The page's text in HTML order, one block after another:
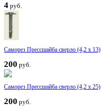
4 руб.
Саморез Прессшайба сверло (4,2 х 13)
200 руб.
Саморез Прессшайба сверло (4,2 х 25)
200 руб.